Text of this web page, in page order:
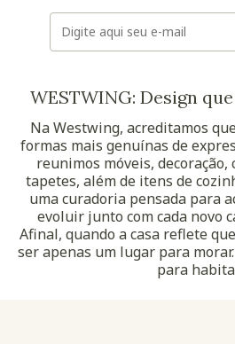
E-mail
WESTWING: Design
Na Westwing, acreditamos
formas mais genuínas de
reunimos móveis, decoração,
tapetes, além de itens de
uma curadoria pensada para
evoluir junto com cada novo
Afinal, quando a casa reflete
ser apenas um lugar para
para